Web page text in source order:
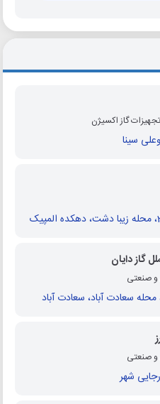
تجهیزات گاز اکسیژن
سینا
گاز دایان
و صنعتی
و صنعتی